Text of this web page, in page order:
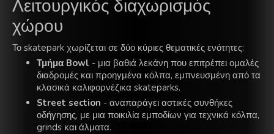
Λειτουργικός διαχωρισμός
χώρου
Το skatepark χωρίζεται σε δύο κύριες θεματικές ενότητες:
Τμήμα Bowl - μια βαθιά λεκάνη που επιτρέπει ομαλές
διαδρομές και προηγμένα κόλπα, εμπνευσμένη από τα
κλασικά καλιφορνέζικα skateparks.
Street section - αναπαράγει αστικές συνθήκες
οδήγησης, με μια ποικιλία εμποδίων για τεχνικά κόλπα,
grinds και άλματα.